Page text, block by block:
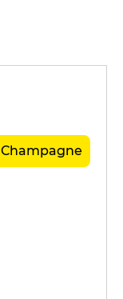
Champagne